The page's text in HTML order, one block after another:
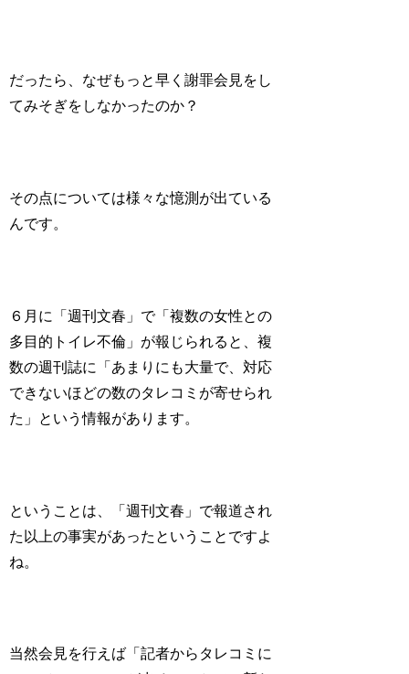
だったら、なぜもっと早く謝罪会見をし
てみそぎをしなかったのか？
その点については様々な憶測が出ている
んです。
６月に「週刊文春」で「複数の女性との
多目的トイレ不倫」が報じられると、複
数の週刊誌に「あまりにも大量で、対応
できないほどの数のタレコミが寄せられ
た」という情報があります。
ということは、「週刊文春」で報道され
た以上の事実があったということですよ
ね。
当然会見を行えば「記者からタレコミに